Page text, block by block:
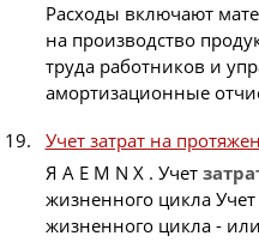
Расходы включают
на производство
труда работников и
амортизационные
Учет затрат на
Я A E M N X . Учет
жизненного цикла Учет
жизненного цикла - или